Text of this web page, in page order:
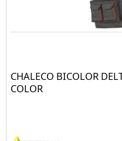
CHALECO BICOLOR
COLOR